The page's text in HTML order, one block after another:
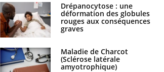
Drépanocytose : une
déformation des globules
rouges aux conséquences
graves
Maladie de Charcot
(Sclérose latérale
amyotrophique)